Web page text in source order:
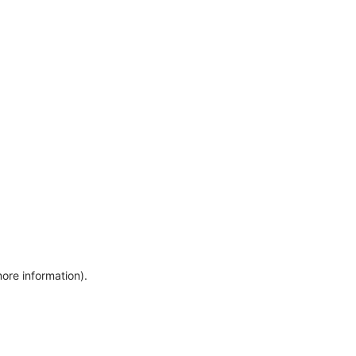
information).